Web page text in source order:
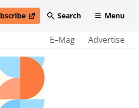
in new windowSearch Menu
E–Mag Advertise